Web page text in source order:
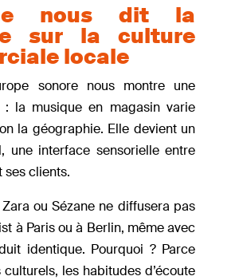
nous dit la
sur la culture
locale
sonore nous montre une
: la musique en magasin varie
la géographie. Elle devient un
une interface sensorielle entre
ses clients.
ou Sézane ne diffusera pas
à Paris ou à Berlin, même avec
identique. Pourquoi ? Parce
les habitudes d’écoute